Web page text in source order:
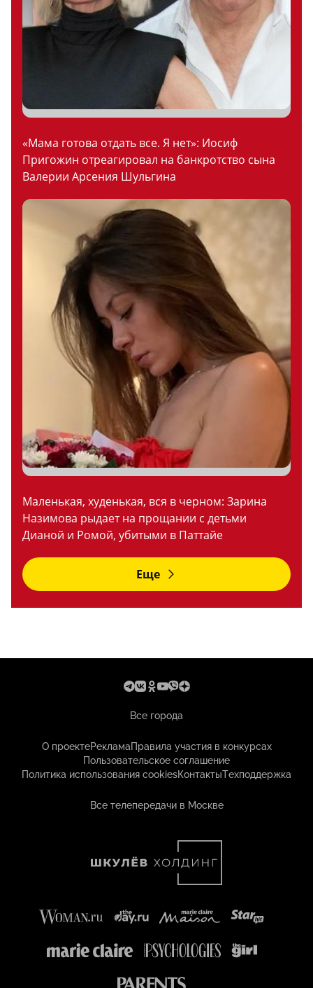
«Мама готова отдать все. Я нет»: Иосиф
Пригожин отреагировал на банкротство сына
Валерии Арсения Шульгина
Маленькая, худенькая, вся в черном: Зарина
Назимова рыдает на прощании с детьми
Дианой и Ромой, убитыми в Паттайе
Еще
Все города
О проектеРекламаПравила участия в конкурсах
Пользовательское соглашение
Политика использования cookiesКонтактыТехподдержка
Все телепередачи в Москве